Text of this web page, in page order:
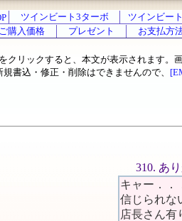
ツインビート3ターボ ツインビー
ご購入価格
プレゼント お支払方
クリックすると、本文が表示されます。
書込・修正・削除はできませんので、
310. あ
キャー．．
信じられな
店長さん有